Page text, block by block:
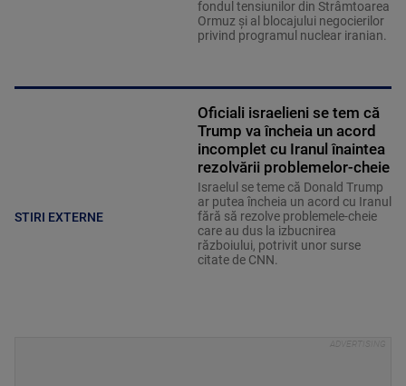
fondul tensiunilor din Strâmtoarea
Ormuz şi al blocajului negocierilor
privind programul nuclear iranian.
STIRI EXTERNE
Oficiali israelieni se tem că
Trump va încheia un acord
incomplet cu Iranul înaintea
rezolvării problemelor-cheie
Israelul se teme că Donald Trump
ar putea încheia un acord cu Iranul
fără să rezolve problemele-cheie
care au dus la izbucnirea
războiului, potrivit unor surse
citate de CNN.